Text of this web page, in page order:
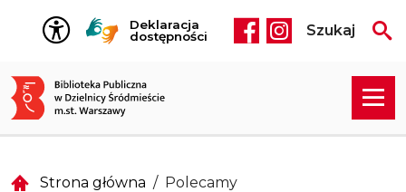
Przejdź do treści
Deklaracja
dostępności
Social media
Szukaj
Strona główna Polecamy